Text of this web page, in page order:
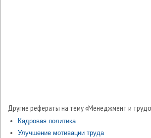
Другие рефераты на тему «Менеджмент и
Кадровая политика
Улучшение мотивации труда